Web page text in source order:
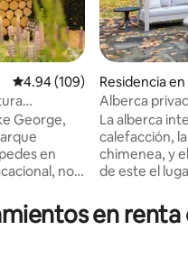
Calificación promedio: 4.94
4.94 (109)
George,
no
como casas
y
Residencia
Alberca
recámaras
La alberca
calefacción,
chimenea, y
de este el
espacio
únicos,
en